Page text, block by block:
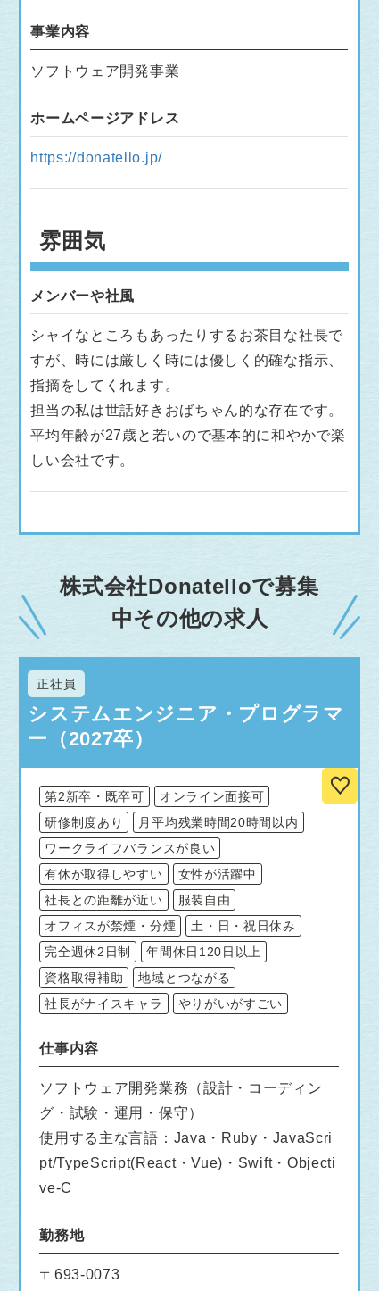
事業内容
ソフトウェア開発事業
ホームページアドレス
https://donatello.jp/
雰囲気
メンバーや社風
シャイなところもあったりするお茶目な社長で
すが、時には厳しく時には優しく的確な指示、
指摘をしてくれます。
担当の私は世話好きおばちゃん的な存在です。
平均年齢が27歳と若いので基本的に和やかで楽
しい会社です。
株式会社Donatelloで募集
中その他の求人
正社員
システムエンジニア・プログラマ
ー（2027卒）
第2新卒・既卒可
オンライン面接可
研修制度あり
月平均残業時間20時間以内
ワークライフバランスが良い
有休が取得しやすい
女性が活躍中
社長との距離が近い
服装自由
オフィスが禁煙・分煙
土・日・祝日休み
完全週休2日制
年間休日120日以上
資格取得補助
地域とつながる
社長がナイスキャラ
やりがいがすごい
仕事内容
ソフトウェア開発業務（設計・コーディン
グ・試験・運用・保守）
使用する主な言語：Java・Ruby・JavaScri
pt/TypeScript(React・Vue)・Swift・Objecti
ve-C
勤務地
〒693-0073